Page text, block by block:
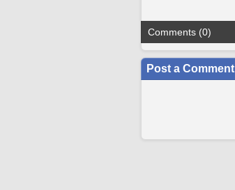
Comments (0)
Post a Comment